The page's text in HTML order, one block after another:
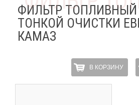
ФИЛЬТР
ТОНКОЙ ОЧИСТКИ
КАМАЗ
В КОРЗИНУ